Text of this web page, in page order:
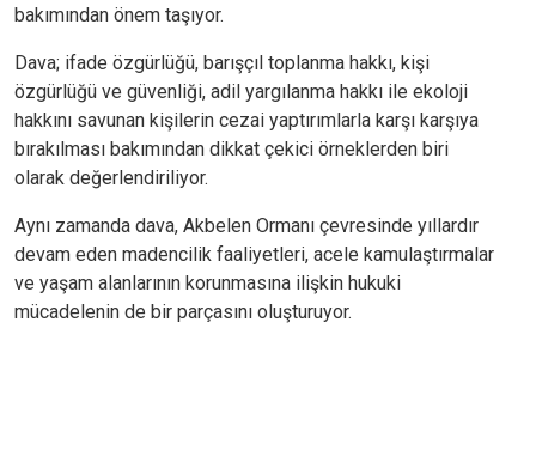
bakımından önem taşıyor.
Dava; ifade özgürlüğü, barışçıl toplanma hakkı, kişi
özgürlüğü ve güvenliği, adil yargılanma hakkı ile ekoloji
hakkını savunan kişilerin cezai yaptırımlarla karşı karşıya
bırakılması bakımından dikkat çekici örneklerden biri
olarak değerlendiriliyor.
Aynı zamanda dava, Akbelen Ormanı çevresinde yıllardır
devam eden madencilik faaliyetleri, acele kamulaştırmalar
ve yaşam alanlarının korunmasına ilişkin hukuki
mücadelenin de bir parçasını oluşturuyor.